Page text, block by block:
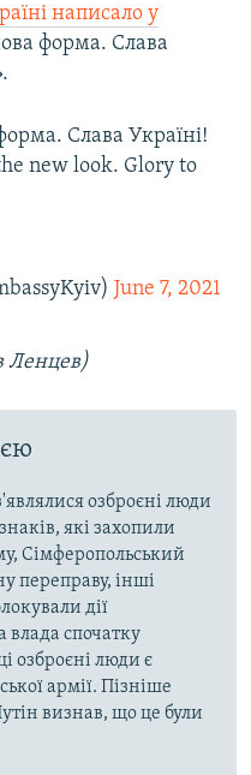
написало у
форма. Слава
Слава Україні!
new look. Glory to
June 7, 2021
Ленцев)
озброєні люди
які захопили
Сімферопольський
переправу, інші
дії
влада спочатку
озброєні люди є
армії. Пізніше
визнав, що це були